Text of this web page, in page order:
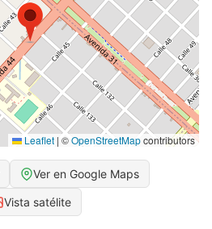
Leaflet | ©OpenStreetMapcontributors
Ver en Google Maps
Vista satélite